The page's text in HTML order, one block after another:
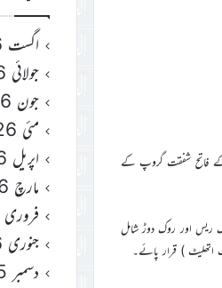
کے فاتح شفقت گروپ کے
ریس اور روک دوڑ شامل
اگست 2026
جولائی 2026
جون 2026
مئی 2026
اپریل 2026
مارچ 2026
فروری 2026
جنوری 2026
دسمبر 2025